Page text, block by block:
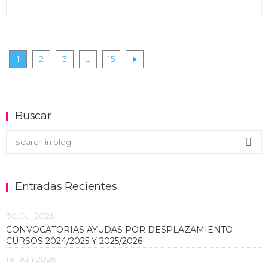
Paginación
entradas
1 2 3 15
Buscar
Buscar en el blog
Entradas Recientes
30, Jul 2026
CONVOCATORIAS AYUDAS POR DESPLAZAMIENTO
CURSOS 2024/2025 Y 2025/2026
18, Jun 2026